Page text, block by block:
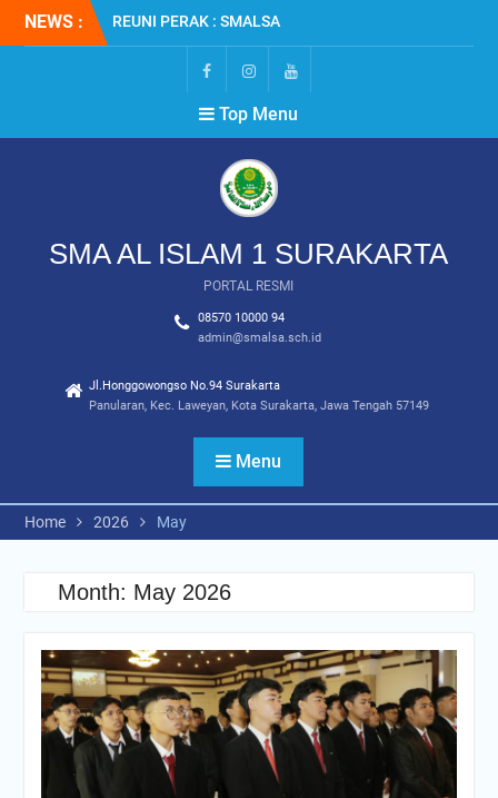
NEWS :
REUNI PERAK : SMALSA
2001
SMALSA : Terbanyak
Diterima di Jalur SNBT
MPLS RAMAH 2026
Top Menu
SMA AL ISLAM 1 SURAKARTA
PORTAL RESMI
08570 10000 94
admin@smalsa.sch.id
Jl.Honggowongso No.94 Surakarta
Panularan, Kec. Laweyan, Kota Surakarta, Jawa Tengah 57149
Menu
Home 2026 May
Month: May 2026